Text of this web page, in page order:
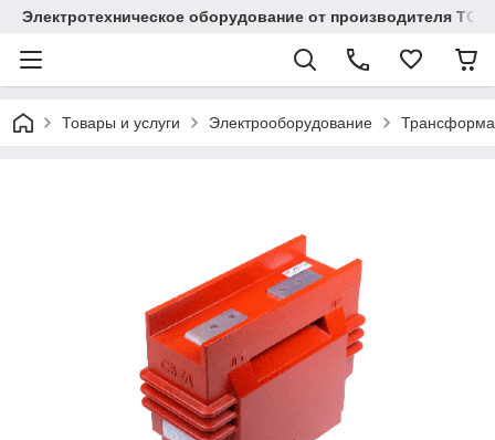
Электротехническое оборудование от производителя TOO
Товары и услуги Электрооборудование